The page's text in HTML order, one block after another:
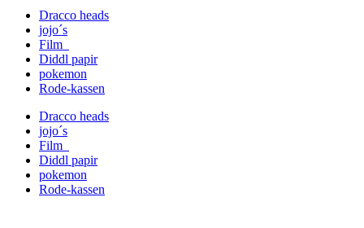
Dracco heads
jojo´s
Film
Diddl papir
pokemon
Rode-kassen
Dracco heads
jojo´s
Film
Diddl papir
pokemon
Rode-kassen